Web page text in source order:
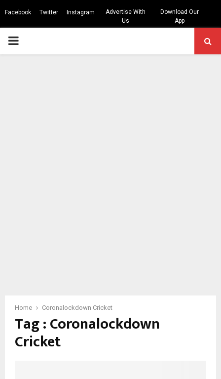
Facebook Twitter Instagram
Advertise With
Us
Download Our
App
PRIMARY
Home Coronalockdown Cricket
Tag : Coronalockdown
Cricket